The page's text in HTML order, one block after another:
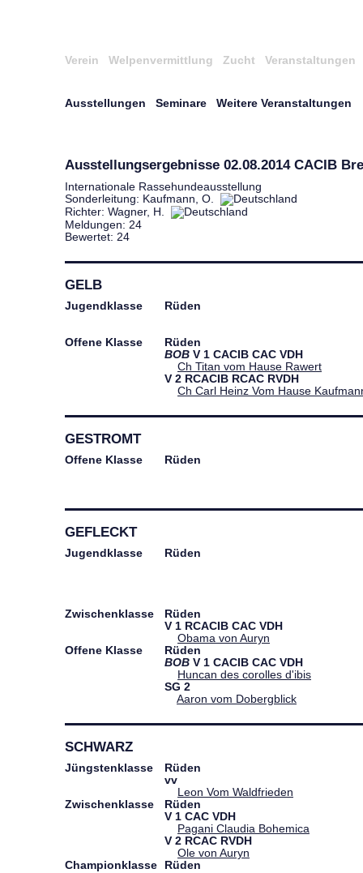
Verein Welpenvermittlung Zucht Veranstaltungen
Ausstellungen Seminare Weitere Veranstaltungen
Ausstellungsergebnisse 02.08.2014 CACIB
Internationale Rassehundeausstellung
Sonderleitung: Kaufmann, O.
Richter: Wagner, H.
Meldungen: 24
Bewertet: 24
GELB
Jugendklasse Rüden
Offene Klasse
Rüden
BOB V 1 CACIB CAC VDH
Ch Titan vom Hause Rawert
V 2 RCACIB RCAC RVDH
Ch Carl Heinz Vom Hause
GESTROMT
Offene Klasse Rüden
GEFLECKT
Jugendklasse Rüden
Zwischenklasse
Rüden
V 1 RCACIB CAC VDH
Obama von Auryn
Offene Klasse
Rüden
BOB V 1 CACIB CAC VDH
Huncan des corolles d'ibis
SG 2
Aaron vom Dobergblick
SCHWARZ
Jüngstenklasse
Rüden
vv
Leon Vom Waldfrieden
Zwischenklasse
Rüden
V 1 CAC VDH
Pagani Claudia Bohemica
V 2 RCAC RVDH
Ole von Auryn
Championklasse
Rüden